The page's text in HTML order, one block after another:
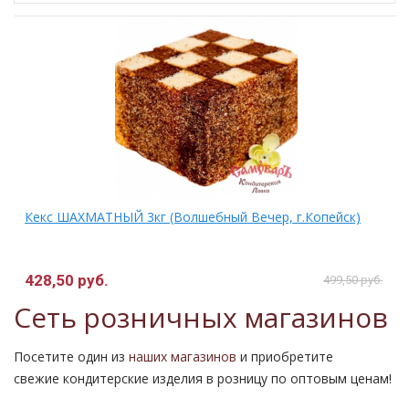
Кекс ШАХМАТНЫЙ 3кг (Волшебный Вечер, г.Копейск)
428,50 руб. 499,50 руб.
Сеть розничных магазинов
Посетите один из наших магазинов и приобретите
свежие кондитерские изделия в розницу по оптовым ценам!